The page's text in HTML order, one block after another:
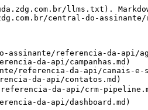
llms.txt).
central-do-
referencia-da-api/
da-api/campanhas.md)
referencia-da-api/canais-e-
da-api/contatos.md)
da-api/crm-
da-api/dashboard.md)